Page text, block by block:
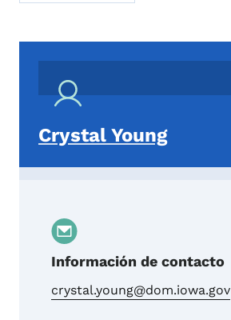
Crystal Young
Información de contacto
crystal.young@dom.iowa.gov